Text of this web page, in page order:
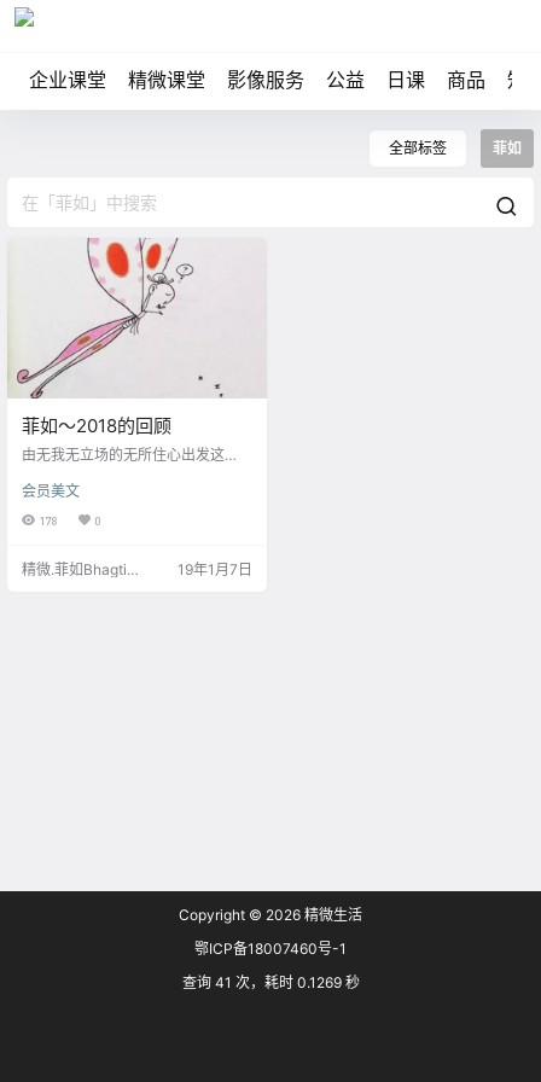
企业课堂 精微课堂 影像服务 公益 日课 商品 知
全部标签 菲如
菲如～2018的回顾
由无我无立场的无所住心出发这
会员美文
178 0
精微.菲如Bhagti
19年1月7日
Copyright © 2026 精微生活
鄂ICP备18007460号-1
查询 41 次，耗时 0.1269 秒